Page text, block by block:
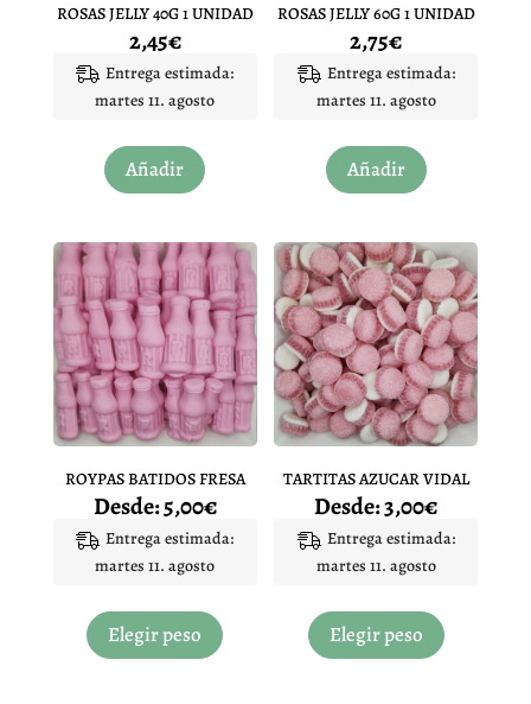
ROSAS JELLY 40G 1 UNIDAD
2,45€
Entrega estimada:
martes 11. agosto
Añadir
ROSAS JELLY 60G 1 UNIDAD
2,75€
Entrega estimada:
martes 11. agosto
Añadir
ROYPAS BATIDOS FRESA
Desde:5,00€
Entrega estimada:
martes 11. agosto
Elegir peso
producto
TARTITAS AZUCAR VIDAL
Desde:3,00€
Entrega estimada:
martes 11. agosto
Elegir peso
producto